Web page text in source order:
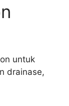
untuk
drainase,